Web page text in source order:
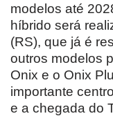
modelos até
híbrido será
(RS), que já é
outros modelos
Onix e o Onix
importante
e a chegada do